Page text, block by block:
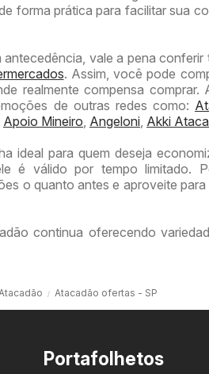
forma prática para facilitar sua
vale a pena conferir
. Assim, você pode
realmente compensa comprar.
de outras redes como:
Apoio Mineiro, Angeloni, Akki
ideal para quem deseja
é válido por tempo limitado.
o quanto antes e aproveite para
continua oferecendo
Atacadão ofertas - SP
Portafolhetos